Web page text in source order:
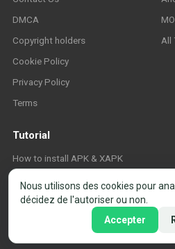
DMCA
Copyright holders
Cookie Policy
Privacy Policy
Terms
All
Tutorial
How to install APK & XAPK
FAQ
© 2026 APK-Store.org. Tous droits
Nous utilisons des cookies pour
décidez de l'autoriser ou non.
Accepter